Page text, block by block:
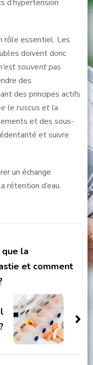
d’hypertension
rôle essentiel. Les
doivent donc
souvent pas
des
des principes actifs
le ruscus et la
et des sous-
et suivre
un échange
rétention d’eau.
que la
et comment